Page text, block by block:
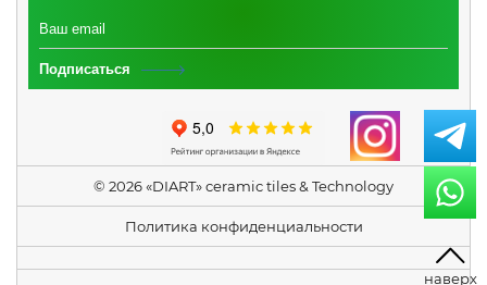
Подписаться
© 2026 «DIART» ceramic tiles & Technology
Политика конфиденциальности